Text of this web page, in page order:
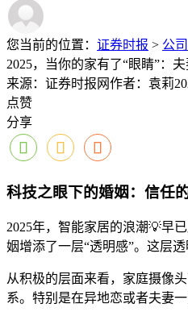
您当前的位置： 证券时报 > 公司
2025，当你的家有了“眼睛”：
来源：证券时报网作者：袁莉
点赞
分享
科技之眼下的婚姻：信任
2025年，智能家居的浪潮💡早
姻增添了一层“透明感”。这层
从积极的层面来看，家庭摄像
系。特别是在异地恋或者夫妻